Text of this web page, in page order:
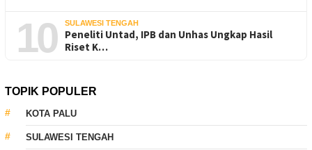
10 SULAWESI TENGAH
Peneliti Untad, IPB dan Unhas Ungkap Hasil
Riset K…
TOPIK POPULER
KOTA PALU
SULAWESI TENGAH